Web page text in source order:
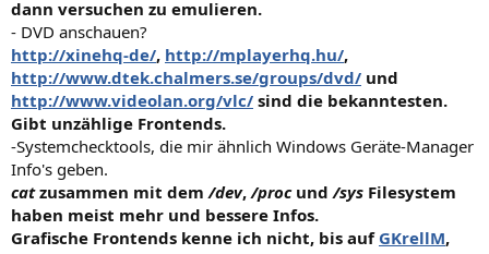
dann versuchen zu emulieren.
- DVD anschauen?
http://xinehq-de/, http://mplayerhq.hu/,
http://www.dtek.chalmers.se/groups/dvd/ und
http://www.videolan.org/vlc/ sind die bekanntesten.
Gibt unzählige Frontends.
-Systemchecktools, die mir ähnlich Windows Geräte-Manager
Info's geben.
catzusammen mit dem/dev,/procund/sys Filesystem
haben meist mehr und bessere Infos.
Grafische Frontends kenne ich nicht, bis auf GKrellM,